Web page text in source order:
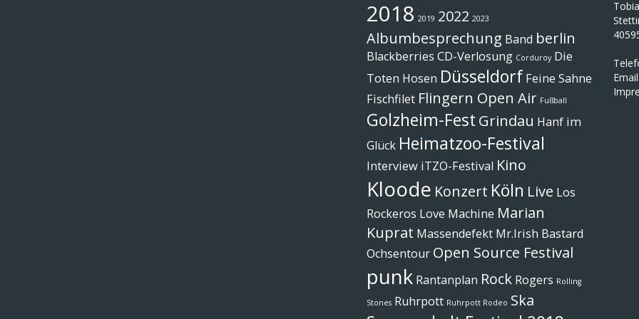
2018 2019 2022 2023
Albumbesprechung Band berlin
Blackberries CD-Verlosung Corduroy Die
Toten Hosen Düsseldorf Feine Sahne
Fischfilet Flingern Open Air Fußball
Golzheim-Fest Grindau Hanf im
Glück Heimatzoo-Festival
Interview iTZO-Festival Kino
Kloode Konzert Köln Live Los
Rockeros Love Machine Marian
Kuprat Massendefekt Mr.Irish Bastard
Ochsentour Open Source Festival
punk Rantanplan Rock Rogers Rolling
Stones Ruhrpott Ruhrpott Rodeo Ska